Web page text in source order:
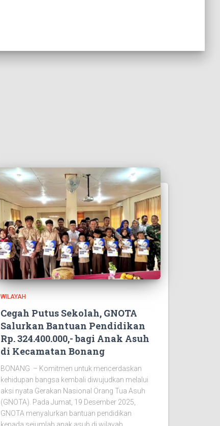
WILAYAH
Cegah Putus Sekolah, GNOTA
Salurkan Bantuan Pendidikan
Rp. 324.400.000,- bagi Anak Asuh
di Kecamatan Bonang
BONANG – Komitmen untuk mencerdaskan
kehidupan bangsa kembali diwujudkan melalui
aksi nyata Gerakan Nasional Orang Tua Asuh
(GNOTA). Pada Jumat, 19 Desember 2025,
GNOTA menyalurkan bantuan pendidikan